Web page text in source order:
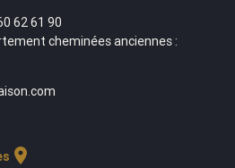
62 61 90
cheminées anciennes :
location_on